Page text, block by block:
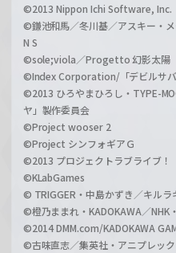
©2013 Nippon Ichi Software, Inc.
©鎌池和馬／冬川基／アスキー・
N S
©sole;viola／Progetto 幻影太陽
©Index Corporation/「デビルサバ
©2013 ひろやまひろし・TYPE-
ヤ」製作委員会
©Project wooser 2
©Project シンフォギアＧ
©2013 プロジェクトラブライブ！
©KLabGames
© TRIGGER・中島かずき／キルラ
©橙乃ままれ・KADOKAWA／NHK
©2014 DMM.com/KADOKAWA
©古味直志／集英社・アニプレッ